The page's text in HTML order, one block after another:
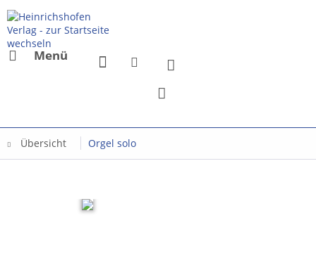
Menü
Übersicht Orgel solo